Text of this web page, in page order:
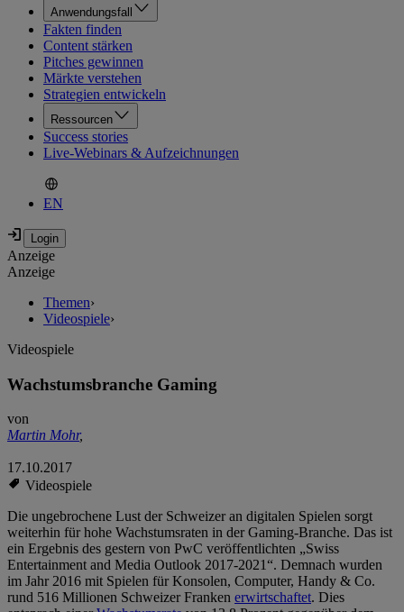
Anwendungsfall
Fakten finden
Content stärken
Pitches gewinnen
Märkte verstehen
Strategien entwickeln
Ressourcen
Success stories
Live-Webinars & Aufzeichnungen
EN
Anzeige
Anzeige
Themen›
Videospiele›
Videospiele
Wachstumsbranche Gaming
von
Martin Mohr,
17.10.2017
Videospiele
Die ungebrochene Lust der Schweizer an digitalen Spielen sorgt
weiterhin für hohe Wachstumsraten in der Gaming-Branche. Das ist
ein Ergebnis des gestern von PwC veröffentlichten „Swiss
Entertainment and Media Outlook 2017-2021“. Demnach wurden
im Jahr 2016 mit Spielen für Konsolen, Computer, Handy & Co.
rund 516 Millionen Schweizer Franken erwirtschaftet. Dies